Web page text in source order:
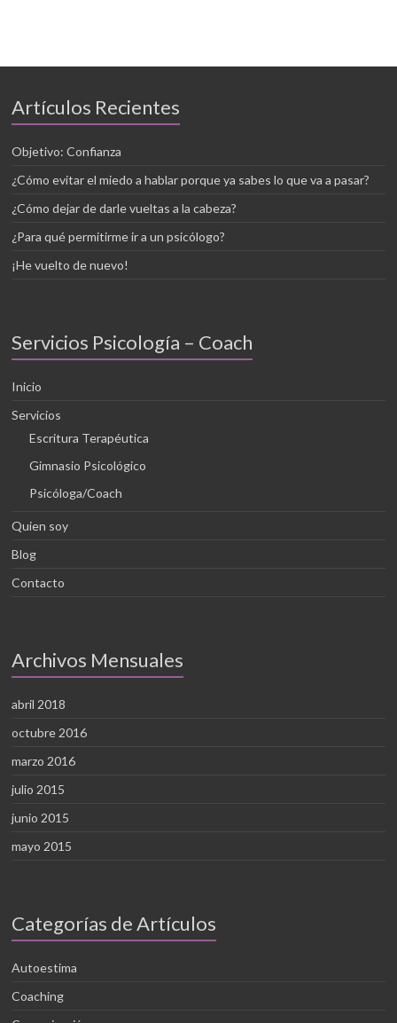
Artículos Recientes
Objetivo: Confianza
¿Cómo evitar el miedo a hablar porque ya sabes lo que va a pasar?
¿Cómo dejar de darle vueltas a la cabeza?
¿Para qué permitirme ir a un psicólogo?
¡He vuelto de nuevo!
Servicios Psicología – Coach
Inicio
Servicios
Escritura Terapéutica
Gimnasio Psicológico
Psicóloga/Coach
Quien soy
Blog
Contacto
Archivos Mensuales
abril 2018
octubre 2016
marzo 2016
julio 2015
junio 2015
mayo 2015
Categorías de Artículos
Autoestima
Coaching